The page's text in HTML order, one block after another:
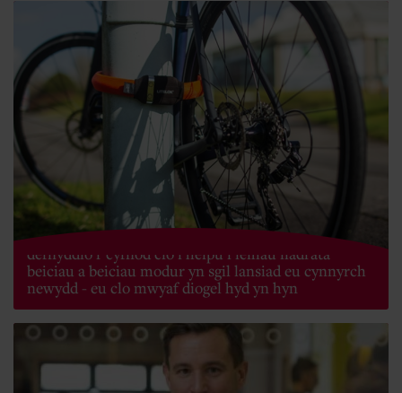
Mae LITELOK sy'n seiliedig yn abertawe wedi
defnyddio'r cyfnod clo i helpu i leihau lladrata
beiciau a beiciau modur yn sgil lansiad eu cynnyrch
newydd - eu clo mwyaf diogel hyd yn hyn